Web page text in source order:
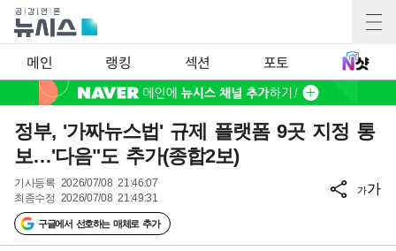
메인 랭킹 섹션 포토
정부, '가짜뉴스법' 규제 플랫폼 9곳 지정 통
보…'다음"도 추가(종합2보)
기사등록 2026/07/08 21:46:07
최종수정 2026/07/08 21:49:31
구글에서 선호하는 매체로 추가
가가